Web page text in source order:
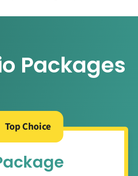
Packages
Top Choice